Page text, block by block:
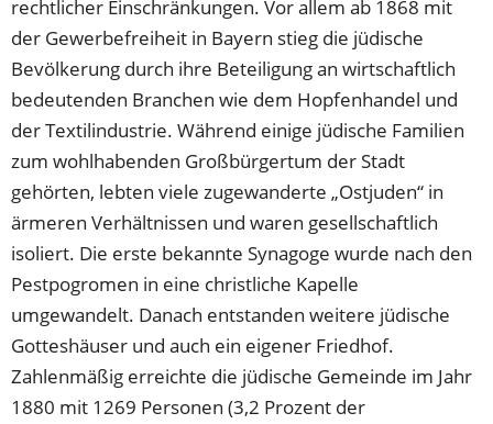
rechtlicher Einschränkungen. Vor allem ab 1868 mit
der Gewerbefreiheit in Bayern stieg die jüdische
Bevölkerung durch ihre Beteiligung an wirtschaftlich
bedeutenden Branchen wie dem Hopfenhandel und
der Textilindustrie. Während einige jüdische Familien
zum wohlhabenden Großbürgertum der Stadt
gehörten, lebten viele zugewanderte „Ostjuden“ in
ärmeren Verhältnissen und waren gesellschaftlich
isoliert. Die erste bekannte Synagoge wurde nach den
Pestpogromen in eine christliche Kapelle
umgewandelt. Danach entstanden weitere jüdische
Gotteshäuser und auch ein eigener Friedhof.
Zahlenmäßig erreichte die jüdische Gemeinde im Jahr
1880 mit 1269 Personen (3,2 Prozent der